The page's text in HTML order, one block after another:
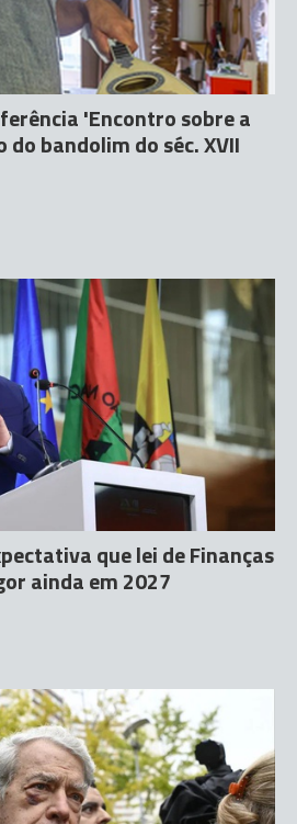
'Encontro sobre a
bandolim do séc. XVII
que lei de Finanças
ainda em 2027